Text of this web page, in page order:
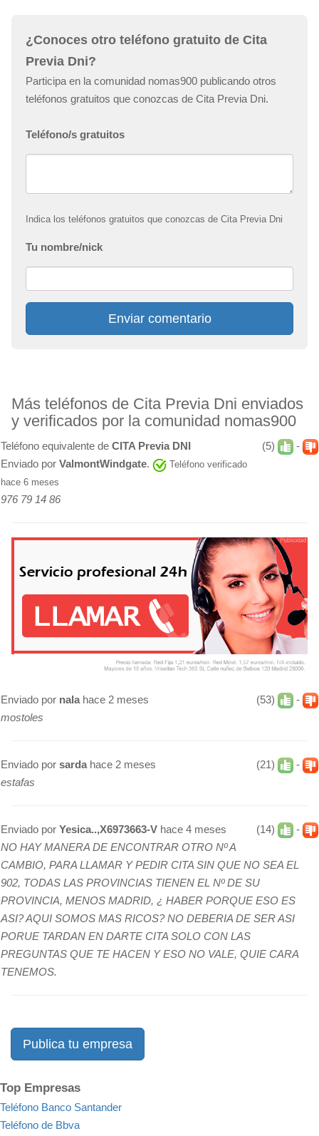
¿Conoces otro teléfono gratuito de Cita
Previa Dni?
Participa en la comunidad nomas900 publicando otros
teléfonos gratuitos que conozcas de Cita Previa Dni.
Teléfono/s gratuitos
Indica los teléfonos gratuitos que conozcas de Cita Previa Dni
Tu nombre/nick
Enviar comentario
Más teléfonos de Cita Previa Dni enviados
y verificados por la comunidad nomas900
(5) -
Teléfono equivalente de CITA Previa DNI
Enviado por ValmontWindgate.
Teléfono verificado
hace 6 meses
976 79 14 86
(53) -
Enviado por nalahace 2 meses
mostoles
(21) -
Enviado por sardahace 2 meses
estafas
(14) -
Enviado por Yesica..,X6973663-V hace 4 meses
NO HAY MANERA DE ENCONTRAR OTRO Nº A
CAMBIO, PARA LLAMAR Y PEDIR CITA SIN QUE NO SEA EL
902, TODAS LAS PROVINCIAS TIENEN EL Nº DE SU
PROVINCIA, MENOS MADRID, ¿ HABER PORQUE ESO ES
ASI? AQUI SOMOS MAS RICOS? NO DEBERIA DE SER ASI
PORUE TARDAN EN DARTE CITA SOLO CON LAS
PREGUNTAS QUE TE HACEN Y ESO NO VALE, QUIE CARA
TENEMOS.
Publica tu empresa
Top Empresas
Teléfono Banco Santander
Teléfono de Bbva